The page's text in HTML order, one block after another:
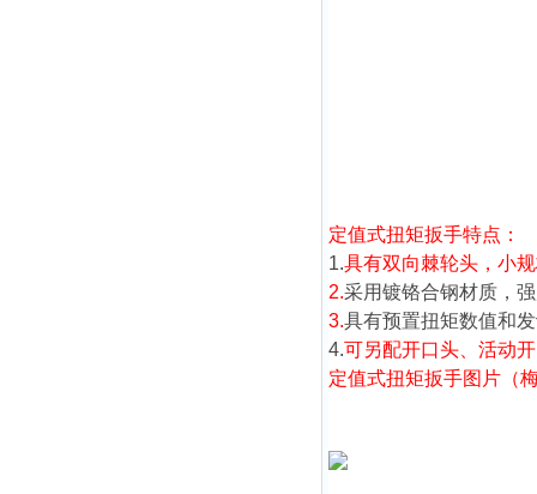
定值式扭矩扳手特点：
1.具有双向棘轮头，小
2.采用镀铬合钢材质，
3.具有预置扭矩数值和
4.可另配开口头、活动
定值式扭矩扳手图片（